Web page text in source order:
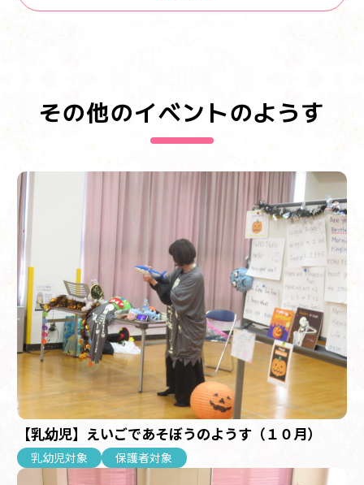
その他のイベントのようす
【乳幼児】えいごであそぼうのようす（１０月）
乳幼児対象 保護者対象